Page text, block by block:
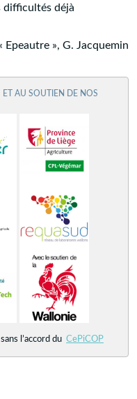
difficultés déjà
Epeautre », G. Jacquemin
ET AU SOUTIEN DE NOS
l’accord du CePiCOP